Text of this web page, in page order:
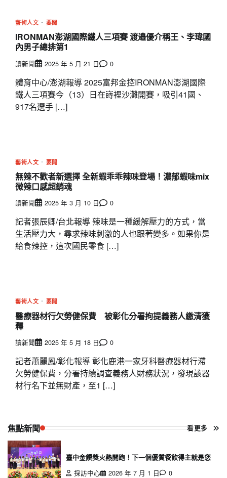
藝術人文 要聞
IRONMAN澎湖國際鐵人三項賽 渡邉優介稱王、李瑋國
內男子總排第1
讀新聞 2025 年 5 月 21 日 0
體育中心/澎湖報導 2025富邦金控IRONMAN澎湖國際
鐵人三項賽今（13）日在嵵裡沙灘開賽，吸引41國、
917名選手 […]
藝術人文 要聞
無辣不歡者新選擇 全新蝦乖乖辣味登場！濃郁蝦味mix
微辣口感超銷魂
讀新聞 2025 年 3 月 10 日 0
記者張辰卿/台北報導 辣味是一種緩解壓力的方式，當
生活壓力大，尋求辣味刺激的人也跟著變多。如果你是
給食辣控，這次國民零食 […]
藝術人文 要聞
醫療器材行欠勞健保費 被彰化分署拘提義務人繳清獲
釋
讀新聞 2025 年 5 月 18 日 0
記者蕭麗鳳/彰化報導 彰化鹿港一家牙科醫療器材行滯
欠勞健保費，分署持續調查義務人財務狀況，發現該器
材行名下並無財產，至1 […]
焦點新聞 看更多
臺中金饌獎火熱開跑！下一個優質餐飲得主就是您
採訪中心
2026 年 7 月 1 日 0